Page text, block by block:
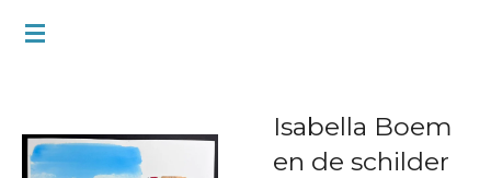
Ga
hoofdinhoud
Isabella Boem
en de schilder